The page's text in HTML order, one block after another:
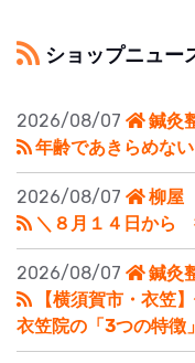
ショップニュー
2026/08/07
鍼灸
年齢であきらめな
2026/08/07
柳屋
＼８月１４日から
2026/08/07
鍼灸
【横須賀市・衣笠
衣笠院の「3つの特